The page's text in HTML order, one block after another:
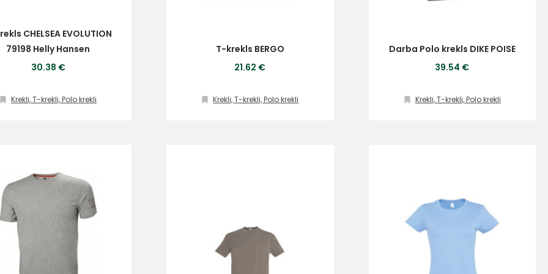
CHELSEA EVOLUTION
79198 Helly Hansen
30.38 €
Krekli, T-krekli, Polo krekli
T-krekls BERGO
21.62 €
Krekli, T-krekli, Polo krekli
Darba Polo krekls DIKE POISE
39.54 €
Krekli, T-krekli, Polo krekli